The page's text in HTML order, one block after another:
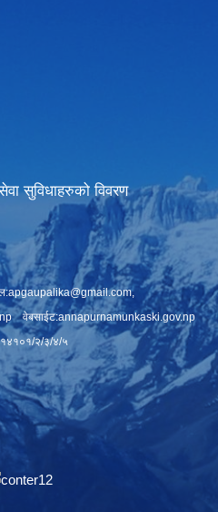
सुविधाहरुको विवरण
apgaupalika@gmail.com,
वेबसाईट:annapurnamunkaski.gov.np
२/३/४/५